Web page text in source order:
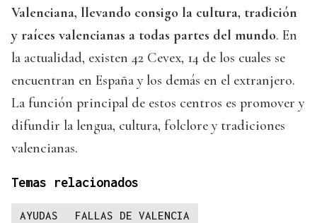
Valenciana, llevando consigo la cultura, tradición
y raíces valencianas a todas partes del mundo. En
la actualidad, existen 42 Cevex, 14 de los cuales se
encuentran en España y los demás en el extranjero.
La función principal de estos centros es promover y
difundir la lengua, cultura, folclore y tradiciones
valencianas.
Temas relacionados
AYUDAS
FALLAS DE VALENCIA